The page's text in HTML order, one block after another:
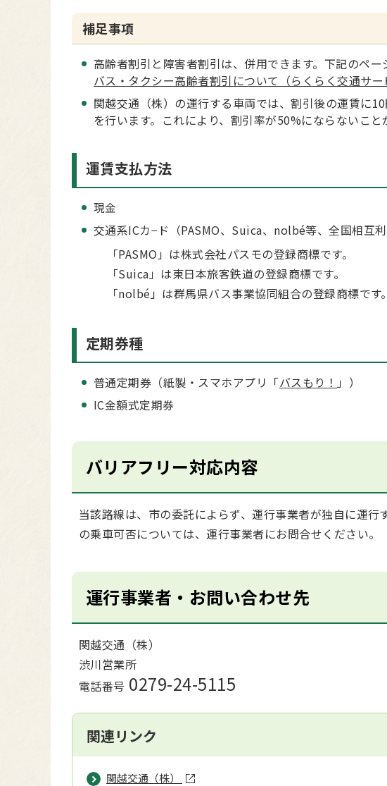
補足事項
高齢者割引と障害者割引は、併用できます。下記のペー
バス・タクシー高齢者割引について（らくらく交通サー
関越交通（株）の運行する車両では、割引後の運賃に
を行います。これにより、割引率が50%にならないこと
運賃支払方法
現金
交通系ICカ−ド（PASMO、Suica、nolbé等、全国相互利
「PASMO」は株式会社パスモの登録商標です。
「Suica」は東日本旅客鉄道の登録商標です。
「nolbé」は群馬県バス事業協同組合の登録商標です。
定期券種
普通定期券（紙製・スマホアプリ「バスもり！ 」）
IC金額式定期券
バリアフリー対応内容
当該路線は、市の委託によらず、運行事業者が独自に運
の乗車可否については、運行事業者にお問合せください。
運行事業者・お問い合わせ先
関越交通（株）
渋川営業所
電話番号 0279-24-5115
関連リンク
関越交通（株）